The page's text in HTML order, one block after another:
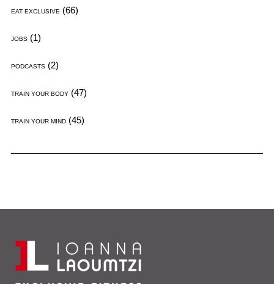
EAT EXCLUSIVE(66)
JOBS(1)
PODCASTS(2)
TRAIN YOUR BODY(47)
TRAIN YOUR MIND(45)